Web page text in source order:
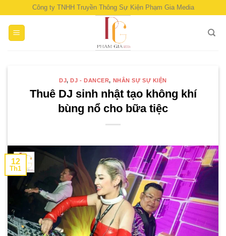
content
Công ty TNHH Truyền Thông Sự Kiện Phạm Gia Media
DJ,DJ - DANCER, NHÂN SỰ SỰ KIỆN
Thuê DJ sinh nhật tạo không khí
bùng nổ cho bữa tiệc
12
Th1